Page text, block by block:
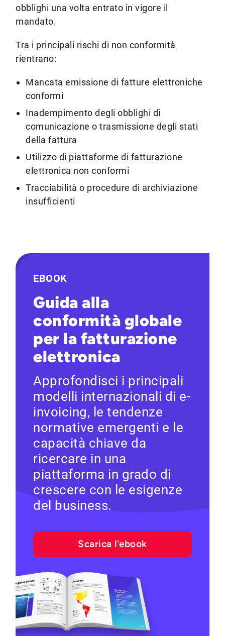
obblighi una volta entrato in vigore il
mandato.
Tra i principali rischi di non conformità
rientrano:
Mancata emissione di fatture elettroniche
conformi
Inadempimento degli obblighi di
comunicazione o trasmissione degli stati
della fattura
Utilizzo di piattaforme di fatturazione
elettronica non conformi
Tracciabilità o procedure di archiviazione
insufficienti
EBOOK
Guida alla
conformità globale
per la fatturazione
elettronica
Approfondisci i principali
modelli internazionali di e-
invoicing, le tendenze
normative emergenti e le
capacità chiave da
ricercare in una
piattaforma in grado di
crescere con le esigenze
del business.
Scarica l'ebook